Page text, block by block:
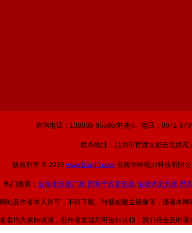
咨询电话：138888-95598/刘先生 电话：0871-
联系地址：昆明市官渡区彩云北路
版权所有 © 2019 www.kmkhl.com 云南华林电力科技有限公
热门搜索： 云南变压器厂家 昆明干式变压器 油浸式变压器 昆
站及作者本人许可，不得下载、转载或建立镜像等，违者本
者均为原始状况，但作者发现后可告知认领，我们仍会及时